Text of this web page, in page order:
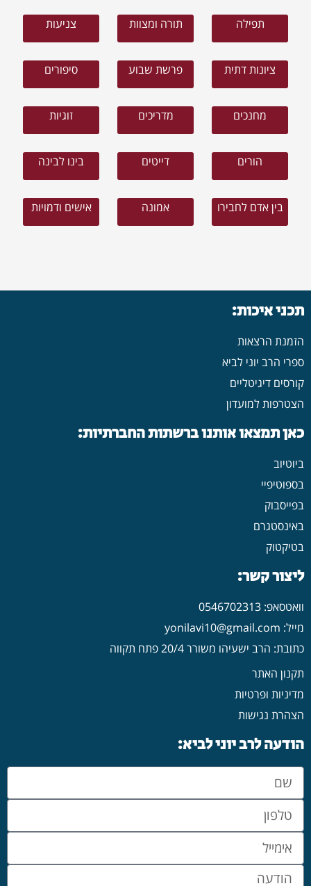
תפילה תורה ומצוות צניעות
ציונות דתית פרשת שבוע סיפורים
מחנכים מדריכים זוגיות
הורים דייטים בינו לבינה
בין אדם לחבירו אמונה אישים ודמויות
תכני איכות:
הזמנת הרצאות
ספרי הרב יוני לביא
קורסים דיגיטליים
הצטרפות למועדון
כאן תמצאו אותנו ברשתות החברתיות:
ביוטיוב
בספוטיפיי
בפייסבוק
באינסטגרם
בטיקטוק
ליצור קשר:
וואטסאפ: 0546702313
מייל: yonilavi10@gmail.com
כתובת: הרב ישעיהו משורר 20/4 פתח תקווה
תקנון האתר
מדיניות ופרטיות
הצהרת נגישות
הודעה לרב יוני לביא: